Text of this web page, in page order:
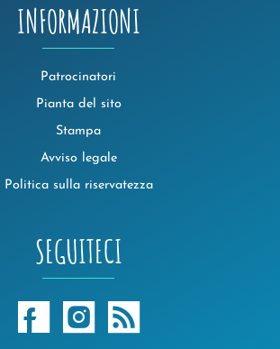
INFORMAZIONI
Patrocinatori
Pianta del sito
Stampa
Avviso legale
Politica sulla riservatezza
SEGUITECI